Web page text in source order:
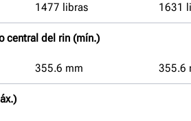
1477 libras 1631
central del rin (mín.)
355.6 mm 355.6